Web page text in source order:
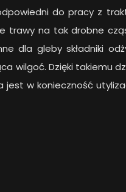
do pracy z
trawy na tak drobne
dla gleby składniki
wilgoć. Dzięki takiemu
w konieczność